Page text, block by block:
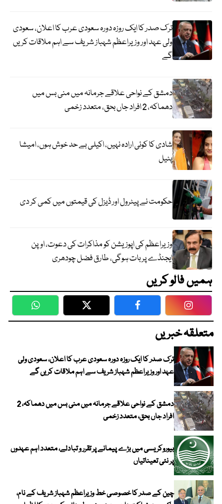
ترک صدر کا ایک روزہ دورہ سعودی عرب کا اعلان، سعودی
ولی عہد اور وزیراعظم شہباز شریف سے اہم ملاقات کریں
گے
دمشق کے نواحی علاقے جرمانہ میں منی بس میں
دھماکہ، 2 افراد جاں بحق، متعدد زخمی
شادی کا کوئی ارادہ نہیں، اکیلی بے حد خوش ہوں، امیشا
پٹیل
حکومت نے پیٹرول اور ڈیزل کی قیمتوں میں کمی کر دی
وزیراعظم کی اپوزیشن کو مذاکرات کی دعوت، اوپن
ایجنڈے پر بات ہوگی، طارق فضل چودھری
ہمیں فالو کریں
WhatsApp Twitter Facebook
متعلقہ خبریں
ترک صدر کا ایک روزہ دورہ سعودی عرب کا اعلان، سعودی ولی
عہد اور وزیراعظم شہباز شریف سے اہم ملاقات کریں گے
دمشق کے نواحی علاقے جرمانہ میں منی بس میں دھماکہ، 2
افراد جاں بحق، متعدد زخمی
بیوروکریسی میں بڑے پیمانے پر تقرر و تبادلے، متعدد اہم عہدوں
پر نئی تعیناتیاں
چین کے صدر کا خصوصی خط وزیراعظم شہباز شریف کے نام،